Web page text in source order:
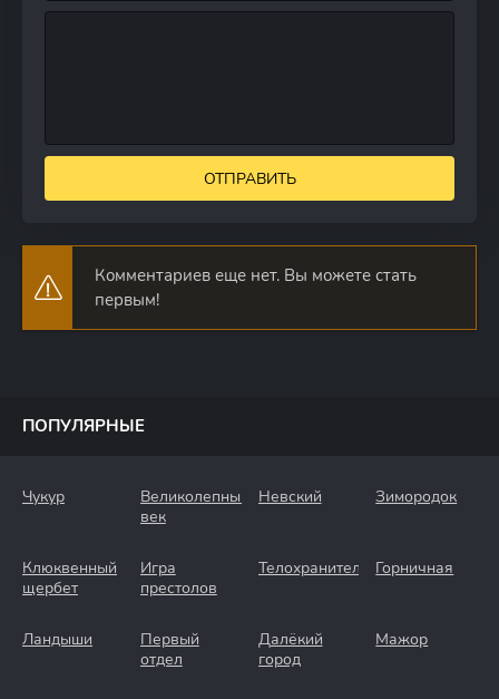
ОТПРАВИТЬ
Комментариев еще нет. Вы можете стать
первым!
ПОПУЛЯРНЫЕ
Чукур
Великолепный
век
Невский Зимородок
Клюквенный
щербет
Игра
престолов
Телохранители Горничная
Ландыши
Первый
отдел
Далёкий
город
Мажор